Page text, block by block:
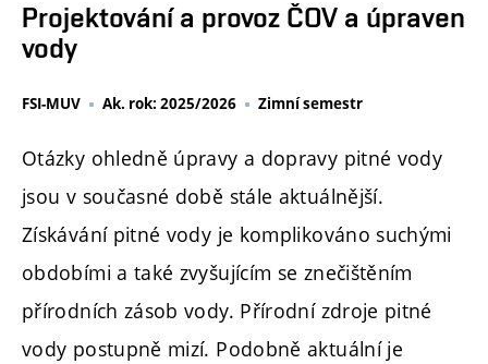
Projektování a provoz ČOV a úpraven
vody
FSI-MUV Ak. rok: 2025/2026 Zimní semestr
Otázky ohledně úpravy a dopravy pitné vody
jsou v současné době stále aktuálnější.
Získávání pitné vody je komplikováno suchými
obdobími a také zvyšujícím se znečištěním
přírodních zásob vody. Přírodní zdroje pitné
vody postupně mizí. Podobně aktuální je